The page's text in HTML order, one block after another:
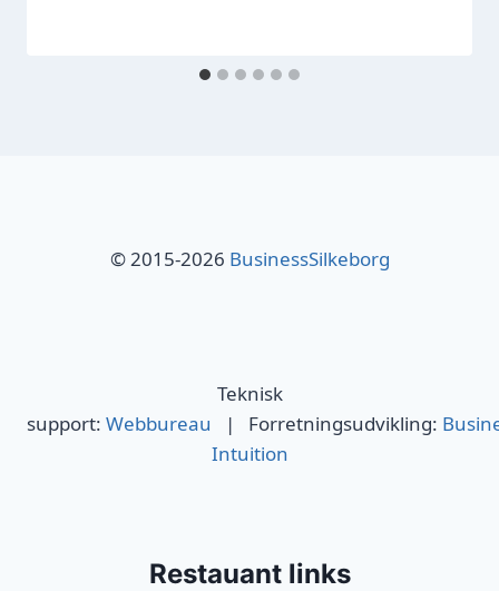
© 2015-2026 BusinessSilkeborg
Teknisk
support: Webbureau | Forretningsudvikling:
Intuition
Restauant links